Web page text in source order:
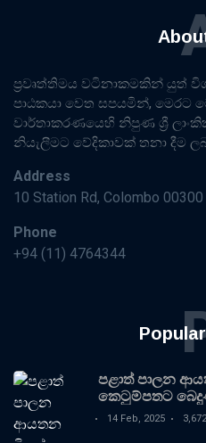
ප්‍රවෘත්තිමය වටිනාකමකින් යුත්
පාඨකයා වෙත සපයමින්, මෙරට
වාර්තාකරණයෙහි නිපුණ ශ්‍රී
නියැලීමට වේදිකාවක් තනා දීම
Address
10 Station Rd, Colombo 00300
Phone
+94 (11) 4764344
පළාත් පාලන
කෙටුම්පතට
14 Feb, 2025 3,672